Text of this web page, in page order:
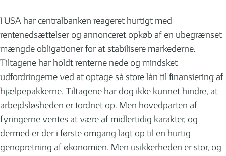
I USA har centralbanken reageret hurtigt med
rentenedsættelser og annonceret opkøb af en ubegrænset
mængde obligationer for at stabilisere markederne.
Tiltagene har holdt renterne nede og mindsket
udfordringerne ved at optage så store lån til finansiering af
hjælpepakkerne. Tiltagene har dog ikke kunnet hindre, at
arbejdsløsheden er tordnet op. Men hovedparten af
fyringerne ventes at være af midlertidig karakter, og
dermed er der i første omgang lagt op til en hurtig
genopretning af økonomien. Men usikkerheden er stor, og